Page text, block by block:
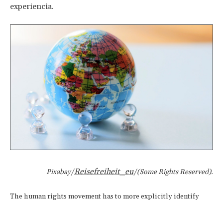
experiencia.
Pixabay/Reisefreiheit_eu/(Some Rights Reserved).
The human rights movement has to more explicitly identify